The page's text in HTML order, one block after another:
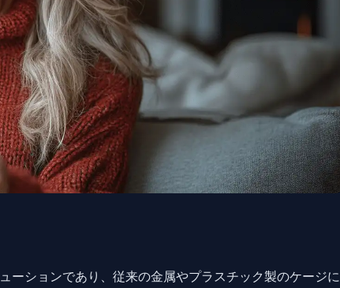
ーションであり、従来の金属やプラスチック製のケージに